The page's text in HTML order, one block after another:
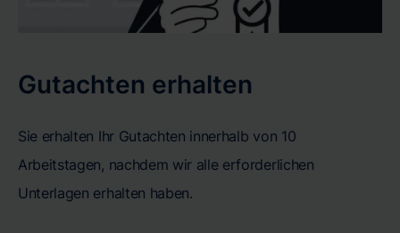
Gutachten erhalten
Sie erhalten Ihr Gutachten innerhalb von 10
Arbeitstagen, nachdem wir alle erforderlichen
Unterlagen erhalten haben.